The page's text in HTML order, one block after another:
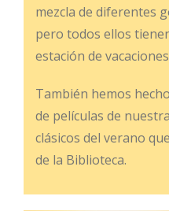
mezcla de diferentes
pero todos ellos
estación de
También hemos
de películas de
clásicos del verano
de la Biblioteca.